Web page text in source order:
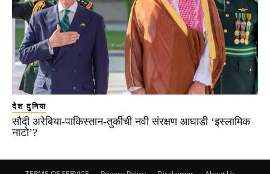
देश दुनिया
सौदी अरेबिया-पाकिस्तान-तुर्कीची नवी संरक्षण आघाडी ‘इस्लामिक
नाटो’?